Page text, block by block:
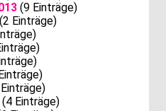
(9 Einträge)
(2 Einträge)
(4 Einträge)